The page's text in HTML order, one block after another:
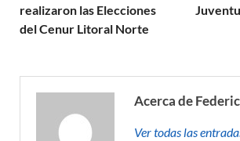
realizaron las Elecciones
del Cenur Litoral Norte
Acerca de
Ver todas las